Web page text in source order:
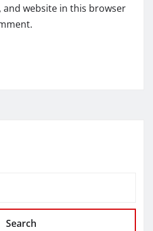
and website in this browser
Search